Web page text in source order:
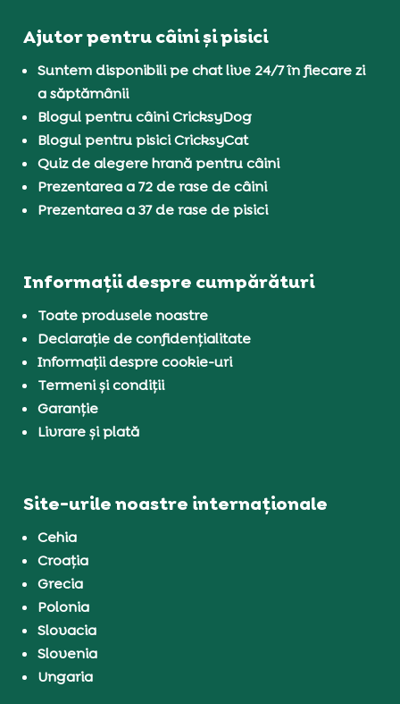
Ajutor pentru câini și pisici
Suntem disponibili pe chat live 24/7 în fiecare zi
a săptămânii
Blogul pentru câini CricksyDog
Blogul pentru pisici CricksyCat
Quiz de alegere hrană pentru câini
Prezentarea a 72 de rase de câini
Prezentarea a 37 de rase de pisici
Informații despre cumpărături
Toate produsele noastre
Declarație de confidențialitate
Informații despre cookie-uri
Termeni și condiții
Garanție
Livrare și plată
Site-urile noastre internaționale
Cehia
Croația
Grecia
Polonia
Slovacia
Slovenia
Ungaria